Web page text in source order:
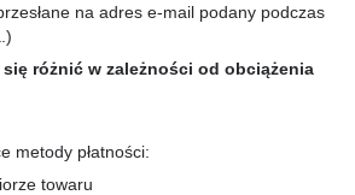
na adres e-mail podany podczas
się różnić w zależności od obciążenia
metody płatności:
towaru